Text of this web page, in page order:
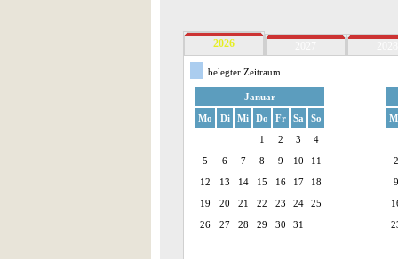
2026
belegter Zeitraum
Januar
Mo
Di Mi Do Fr Sa
So
1
2 3
4
5
6 7 8 9 10
11
12
13 14 15 16 17
18
19
20 21 22 23 24
25
26
27 28 29 30 31
2
9